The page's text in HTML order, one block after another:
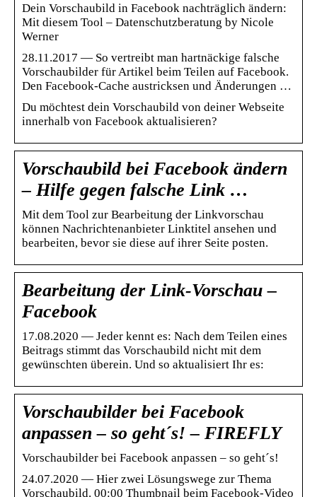
Dein Vorschaubild in Facebook nachträglich ändern:
Mit diesem Tool – Datenschutzberatung by Nicole
Werner
28.11.2017 — So vertreibt man hartnäckige falsche
Vorschaubilder für Artikel beim Teilen auf Facebook.
Den Facebook-Cache austricksen und Änderungen …
Du möchtest dein Vorschaubild von deiner Webseite
innerhalb von Facebook aktualisieren?
Vorschaubild bei Facebook ändern
– Hilfe gegen falsche Link …
Mit dem Tool zur Bearbeitung der Linkvorschau
können Nachrichtenanbieter Linktitel ansehen und
bearbeiten, bevor sie diese auf ihrer Seite posten.
Bearbeitung der Link-Vorschau –
Facebook
17.08.2020 — Jeder kennt es: Nach dem Teilen eines
Beitrags stimmt das Vorschaubild nicht mit dem
gewünschten überein. Und so aktualisiert Ihr es:
Vorschaubilder bei Facebook
anpassen – so geht´s! – FIREFLY
Vorschaubilder bei Facebook anpassen – so geht´s!
24.07.2020 — Hier zwei Lösungswege zur Thema
Vorschaubild. 00:00 Thumbnail beim Facebook-Video